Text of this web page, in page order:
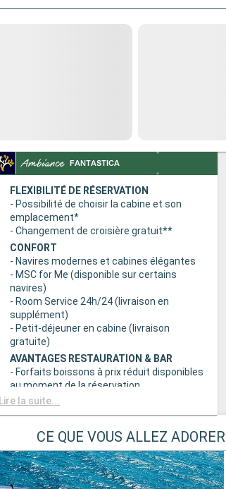
FLEXIBILITÉ DE RÉSERVATION
- Possibilité de choisir la cabine et son
emplacement*
- Changement de croisière gratuit**
CONFORT
- Navires modernes et cabines élégantes
- MSC for Me (disponible sur certains
navires)
- Room Service 24h/24 (livraison en
supplément)
- Petit-déjeuner en cabine (livraison
gratuite)
AVANTAGES RESTAURATION & BAR
- Forfaits boissons à prix réduit disponibles
au moment de la réservation
- Buffet avec grand choix de spécialités
gourmets et prise en compte des
exigences diététiques
- Choix de la tranche horaire du dîner (sous
réserve de disponibilité)
Lire la suite...
CE QUE VOUS ALLEZ